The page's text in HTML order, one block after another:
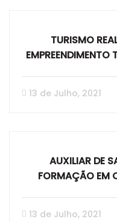
TURISMO
13 de Julho, 2021
AUXILIAR DE
FORMAÇÃO EM
13 de Julho, 2021